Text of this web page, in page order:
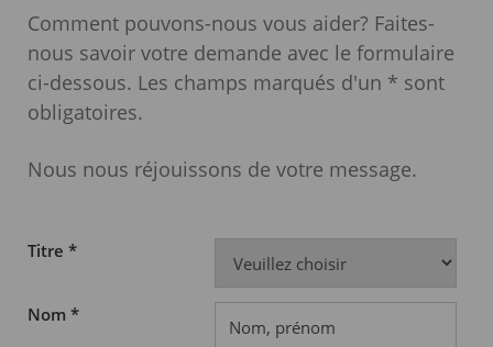
Comment pouvons-nous vous aider? Faites-
nous savoir votre demande avec le formulaire
ci-dessous. Les champs marqués d'un * sont
obligatoires.
Nous nous réjouissons de votre message.
Titre *
Nom *